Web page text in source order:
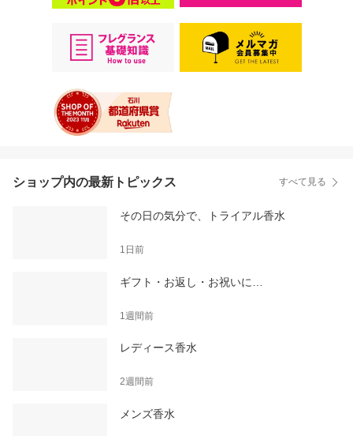
ショップ内の最新トピックス すべて見る
その日の気分で、トライアル香水
1日前
ギフト・お返し・お祝いに…
1週間前
レディース香水
2週間前
メンズ香水